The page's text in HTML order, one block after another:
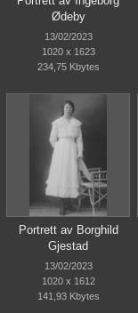
Ødeby
13/02/2023
1020 x 1623
234,75 Kbytes
Portrett av Borghild
Gjestad
13/02/2023
1020 x 1612
141,93 Kbytes